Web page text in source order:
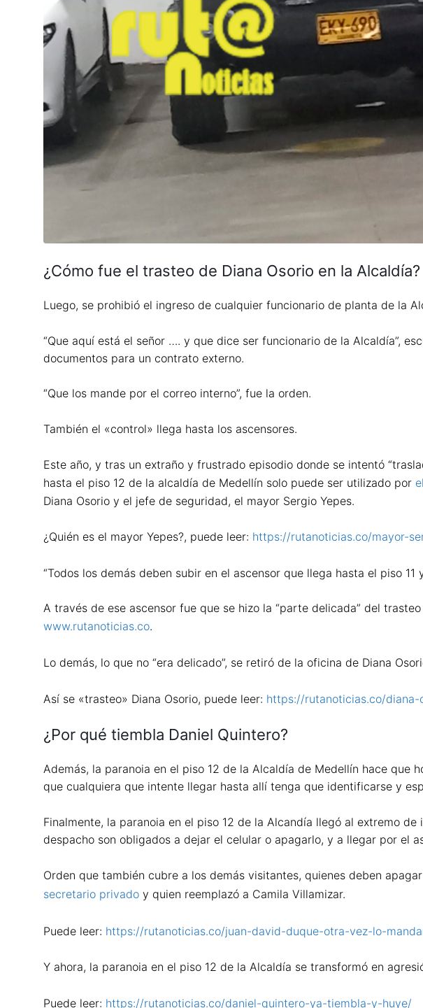
¿Cómo fue el trasteo de Diana Osorio en la Alcaldía?
Luego, se prohibió el ingreso de cualquier funcionario de planta de la
“Que aquí está el señor …. y que dice ser funcionario de la Alcaldía”,
documentos para un contrato externo.
“Que los mande por el correo interno”, fue la orden.
También el «control» llega hasta los ascensores.
Este año, y tras un extraño y frustrado episodio donde se intentó
hasta el piso 12 de la alcaldía de Medellín solo puede ser utilizado por
Diana Osorio y el jefe de seguridad, el mayor Sergio Yepes.
¿Quién es el mayor Yepes?, puede leer: https://rutanoticias.co/mayor-
“Todos los demás deben subir en el ascensor que llega hasta el piso 11
A través de ese ascensor fue que se hizo la “parte delicada” del
www.rutanoticias.co.
Lo demás, lo que no “era delicado”, se retiró de la oficina de Diana
Así se «trasteo» Diana Osorio, puede leer: https://rutanoticias.co/
¿Por qué tiembla Daniel Quintero?
Además, la paranoia en el piso 12 de la Alcaldía de Medellín hace que
que cualquiera que intente llegar hasta allí tenga que identificarse y
Finalmente, la paranoia en el piso 12 de la Alcandía llegó al extremo
despacho son obligados a dejar el celular o apagarlo, y a llegar por el
Orden que también cubre a los demás visitantes, quienes deben
secretario privado y quien reemplazó a Camila Villamizar.
Puede leer: https://rutanoticias.co/juan-david-duque-otra-vez-lo-
Y ahora, la paranoia en el piso 12 de la Alcaldía se transformó en
Puede leer: https://rutanoticias.co/daniel-quintero-ya-tiembla-y-huye/